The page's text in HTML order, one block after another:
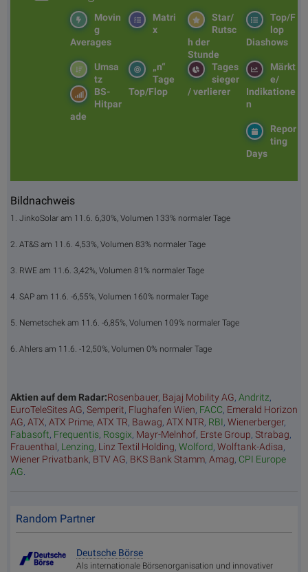
Top/F
lop
Diashows
Star/
Rutsc
h der
Stunde
Matri
x
Movin
g
Averages
Märkt
e/
Indikatione
n
Tages
sieger
/ verlierer
„n“
Tage
Top/Flop
Umsa
tz
BS-
Hitpar
ade
Repor
ting
Days
Bildnachweis
1. JinkoSolar am 11.6. 6,30%, Volumen 133% normaler Tage
2. AT&S am 11.6. 4,53%, Volumen 83% normaler Tage
3. RWE am 11.6. 3,42%, Volumen 81% normaler Tage
4. SAP am 11.6. -6,55%, Volumen 160% normaler Tage
5. Nemetschek am 11.6. -6,85%, Volumen 109% normaler Tage
6. Ahlers am 11.6. -12,50%, Volumen 0% normaler Tage
Aktien auf dem Radar:Rosenbauer, Bajaj Mobility AG, Andritz,
EuroTeleSites AG, Semperit, Flughafen Wien, FACC, Emerald Horizon
AG, ATX, ATX Prime, ATX TR, Bawag, ATX NTR, RBI, Wienerberger,
Fabasoft, Frequentis, Rosgix, Mayr-Melnhof, Erste Group, Strabag,
Frauenthal, Lenzing, Linz Textil Holding, Wolford, Wolftank-Adisa,
Wiener Privatbank, BTV AG, BKS Bank Stamm, Amag, CPI Europe
AG.
Random Partner
Deutsche Börse
Als internationale Börsenorganisation und innovativer